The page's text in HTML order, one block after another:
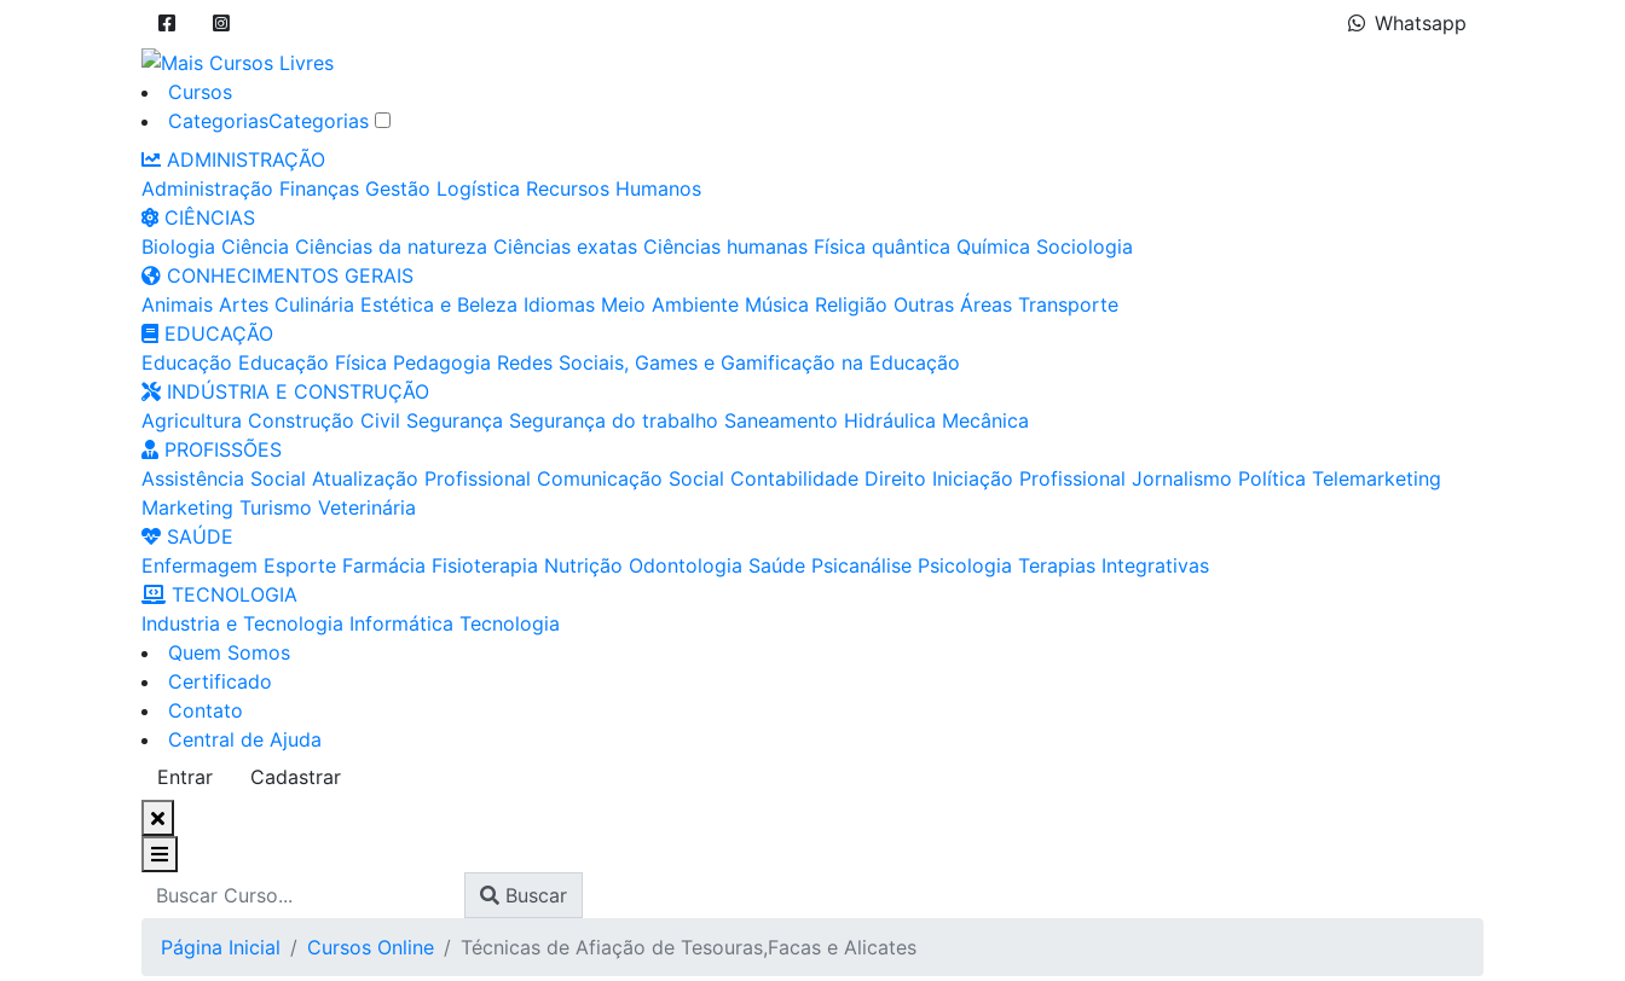
Whatsapp
Cursos
CategoriasCategorias
ADMINISTRAÇÃO
Administração Finanças Gestão Logística Recursos Humanos
CIÊNCIAS
Biologia Ciência Ciências da natureza Ciências exatas Ciências humanas Física quântica Química Sociologia
CONHECIMENTOS GERAIS
Animais Artes Culinária Estética e Beleza Idiomas Meio Ambiente Música Religião Outras Áreas Transporte
EDUCAÇÃO
Educação Educação Física Pedagogia Redes Sociais, Games e Gamificação na Educação
INDÚSTRIA E CONSTRUÇÃO
Agricultura Construção Civil Segurança Segurança do trabalho Saneamento Hidráulica Mecânica
PROFISSÕES
Assistência Social Atualização Profissional Comunicação Social Contabilidade Direito Iniciação Profissional Jornalismo Política Telemarketing
Marketing Turismo Veterinária
SAÚDE
Enfermagem Esporte Farmácia Fisioterapia Nutrição Odontologia Saúde Psicanálise Psicologia Terapias Integrativas
TECNOLOGIA
Industria e Tecnologia Informática Tecnologia
Quem Somos
Certificado
Contato
Central de Ajuda
Entrar
Cadastrar
Buscar
Página Inicial Cursos Online Técnicas de Afiação de Tesouras,Facas e Alicates